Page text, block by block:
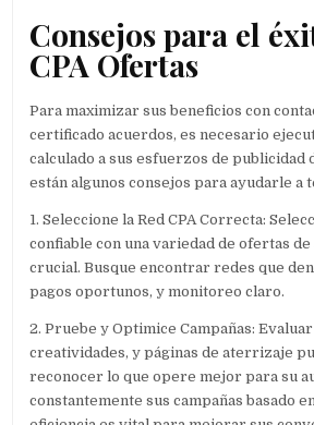
Consejos para el
CPA Ofertas
Para maximizar sus beneficios con
certificado acuerdos, es necesario
calculado a sus esfuerzos de publicidad
están algunos consejos para ayudarle a
1. Seleccione la Red CPA Correcta:
confiable con una variedad de ofertas
crucial. Busque encontrar redes que
pagos oportunos, y monitoreo claro.
2. Pruebe y Optimice Campañas:
creatividades, y páginas de aterrizaje
reconocer lo que opere mejor para su
constantemente sus campañas basado